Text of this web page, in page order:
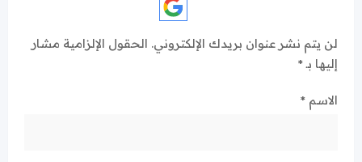
لن يتم نشر عنوان بريدك الإلكتروني. الحقول الإلزامية مشار
إليها بـ*
الاسم *